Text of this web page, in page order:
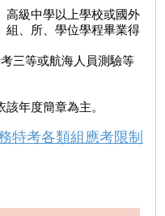
高級中學以上學校或國外
組、所、學位學程畢業得
三等或航海人員測驗等
年度簡章為主。
特考各類組應考限制